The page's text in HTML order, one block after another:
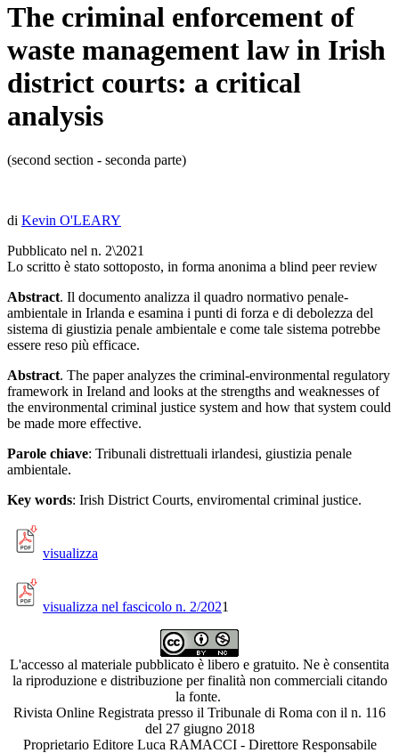
The criminal enforcement of
waste management law in Irish
district courts: a critical
analysis
(second section - seconda parte)
di Kevin O'LEARY
Pubblicato nel n. 2\2021
Lo scritto è stato sottoposto, in forma anonima a blind peer review
Abstract. Il documento analizza il quadro normativo penale-
ambientale in Irlanda e esamina i punti di forza e di debolezza del
sistema di giustizia penale ambientale e come tale sistema potrebbe
essere reso più efficace.
Abstract. The paper analyzes the criminal-environmental regulatory
framework in Ireland and looks at the strengths and weaknesses of
the environmental criminal justice system and how that system could
be made more effective.
Parole chiave: Tribunali distrettuali irlandesi, giustizia penale
ambientale.
Key words: Irish District Courts, enviromental criminal justice.
visualizza
visualizza nel fascicolo n. 2/2021
L'accesso al materiale pubblicato è libero e gratuito. Ne è consentita
la riproduzione e distribuzione per finalità non commerciali citando
la fonte.
Rivista Online Registrata presso il Tribunale di Roma con il n. 116
del 27 giugno 2018
Proprietario Editore Luca RAMACCI - Direttore Responsabile